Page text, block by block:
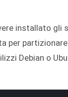
installato gli
per
Debian o